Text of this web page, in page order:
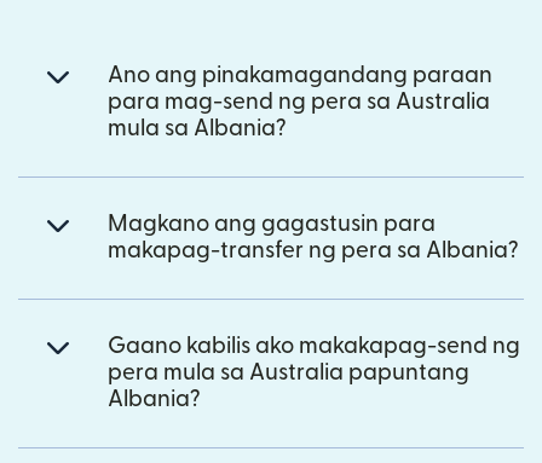
Ano ang pinakamagandang paraan
para mag-send ng pera sa Australia
mula sa Albania?
Magkano ang gagastusin para
makapag-transfer ng pera sa Albania?
Gaano kabilis ako makakapag-send ng
pera mula sa Australia papuntang
Albania?